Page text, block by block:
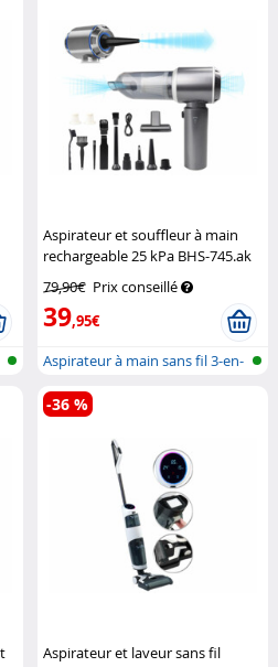
Aspirateur et souffleur à main
rechargeable 25 kPa BHS-745.ak
Sichler Haushaltsgeräte
79,90€ Prix conseillé
39,95€
Aspirateur à main sans fil 3-en-
1 p...
Aspirateur et laveur sans fil
-36 %